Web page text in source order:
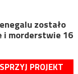
zostało
i morderstwie 16
PROJEKT